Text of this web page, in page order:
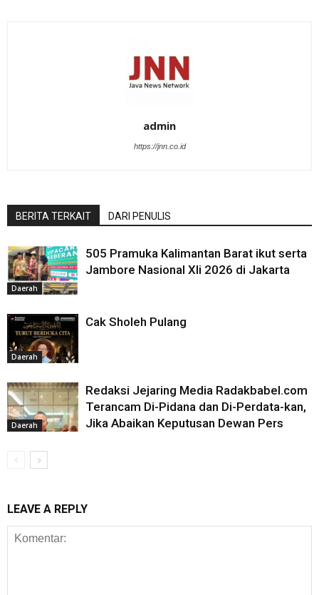
admin
https://jnn.co.id
BERITA TERKAIT DARI PENULIS
Daerah
505 Pramuka Kalimantan Barat ikut serta
Jambore Nasional XIi 2026 di Jakarta
Daerah
Cak Sholeh Pulang
Daerah
Redaksi Jejaring Media Radakbabel.com
Terancam Di-Pidana dan Di-Perdata-kan,
Jika Abaikan Keputusan Dewan Pers
LEAVE A REPLY